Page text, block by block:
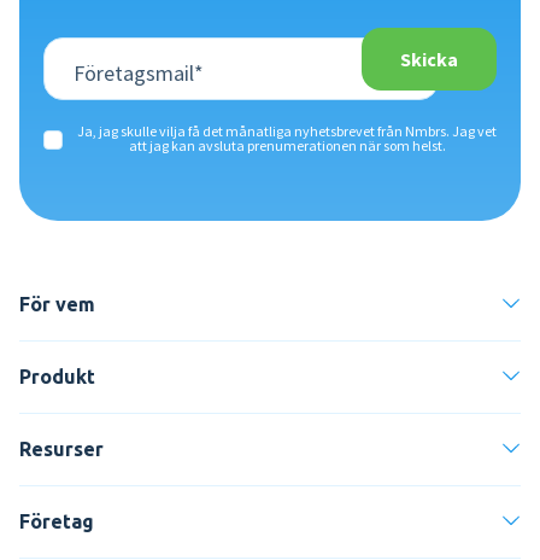
Ja, jag skulle vilja få det månatliga nyhetsbrevet från Nmbrs. Jag vet
att jag kan avsluta prenumerationen när som helst.
För vem
Produkt
Resurser
Företag